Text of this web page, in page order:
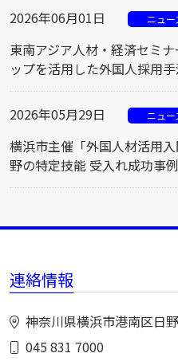
2026年06月01日 ニュー
東南アジア人材・経済セミ
ップを活用した外国人採用
2026年05月29日 ニュー
横浜市主催「外国人材活用
野の特定技能 受入れ成功事
連絡情報
神奈川県横浜市港南区日
045 831 7000